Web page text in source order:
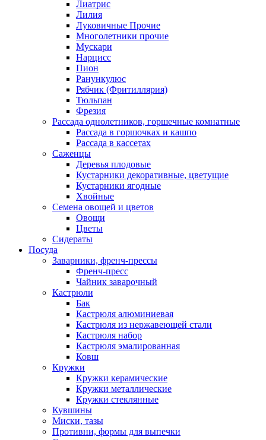
Лиатрис
Лилия
Луковичные Прочие
Многолетники прочие
Мускари
Нарцисс
Пион
Ранункулюс
Рябчик (Фритиллярия)
Тюльпан
Фрезия
Рассада однолетников, горшечные комнатные
Рассада в горшочках и кашпо
Рассада в кассетах
Саженцы
Деревья плодовые
Кустарники декоративные, цветущие
Кустарники ягодные
Хвойные
Семена овощей и цветов
Овощи
Цветы
Сидераты
Посуда
Заварники, френч-прессы
Френч-пресс
Чайник заварочный
Кастрюли
Бак
Кастрюля алюминиевая
Кастрюля из нержавеющей стали
Кастрюля набор
Кастрюля эмалированная
Ковш
Кружки
Кружки керамические
Кружки металлические
Кружки стеклянные
Кувшины
Миски, тазы
Противни, формы для выпечки